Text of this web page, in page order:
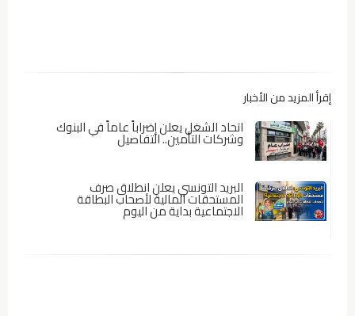
إقرأ المزيد من الأخبار
اتحاد الشغل يعلن إضراباً عاماً في البنوك
وشركات التأمين.. التفاصيل
البريد التونسي يعلن انطلاق صرف
المستحقات المالية لأصحاب البطاقة
الاجتماعية بداية من اليوم